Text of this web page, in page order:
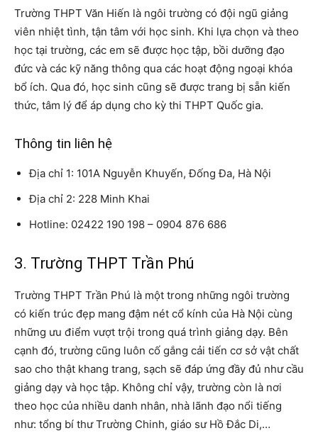
Trường THPT Văn Hiến là ngôi trường có đội ngũ giảng
viên nhiệt tình, tận tâm với học sinh. Khi lựa chọn và theo
học tại trường, các em sẽ được học tập, bồi dưỡng đạo
đức và các kỹ năng thông qua các hoạt động ngoại khóa
bổ ích. Qua đó, học sinh cũng sẽ được trang bị sẵn kiến
thức, tâm lý để áp dụng cho kỳ thi THPT Quốc gia.
Thông tin liên hệ
Địa chỉ 1: 101A Nguyễn Khuyến, Đống Đa, Hà Nội
Địa chỉ 2: 228 Minh Khai
Hotline: 02422 190 198 – 0904 876 686
3. Trường THPT Trần Phú
Trường THPT Trần Phú là một trong những ngôi trường
có kiến trúc đẹp mang đậm nét cổ kính của Hà Nội cùng
những ưu điểm vượt trội trong quá trình giảng dạy. Bên
cạnh đó, trường cũng luôn cố gắng cải tiến cơ sở vật chất
sao cho thật khang trang, sạch sẽ đáp ứng đầy đủ như cầu
giảng dạy và học tập. Không chỉ vậy, trường còn là nơi
theo học của nhiều danh nhân, nhà lãnh đạo nổi tiếng
như: tổng bí thư Trường Chinh, giáo sư Hồ Đắc Di,…